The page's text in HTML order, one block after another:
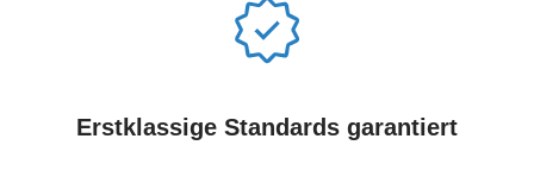
Erstklassige Standards garantiert